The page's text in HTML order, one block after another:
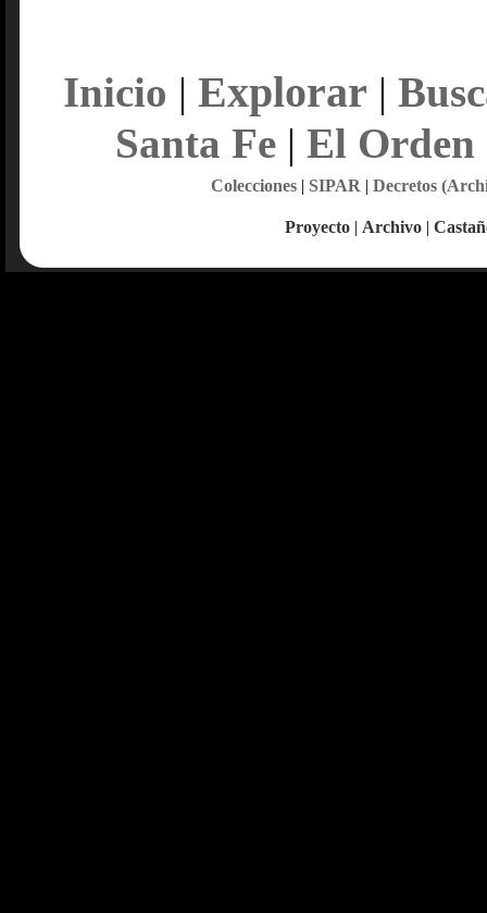
Inicio | Explorar |
Santa Fe| El Orden
Colecciones| SIPAR | Decretos
Proyecto | Archivo |